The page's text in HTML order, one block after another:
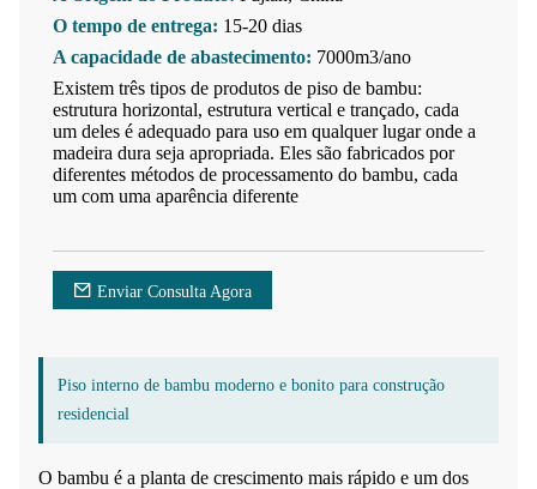
O tempo de entrega: 15-20 dias
A capacidade de abastecimento: 7000m3/ano
Existem três tipos de produtos de piso de bambu:
estrutura horizontal, estrutura vertical e trançado, cada
um deles é adequado para uso em qualquer lugar onde a
madeira dura seja apropriada. Eles são fabricados por
diferentes métodos de processamento do bambu, cada
um com uma aparência diferente
Enviar Consulta Agora
Piso interno de bambu moderno e bonito para construção
residencial
O bambu é a planta de crescimento mais rápido e um dos